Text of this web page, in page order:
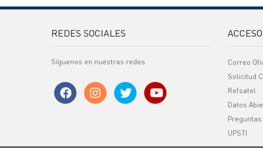
REDES SOCIALES
Síguenos en nuestras redes
Correo
Solicitud
Refsatel
Datos
UPSTI